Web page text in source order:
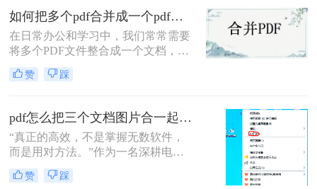
PDF文档，掌握高效、可靠的PDF合
并技能至关重要。市面上有许多工具
可以实现这一功能，但各有优劣。那
么两个pdf文件怎么合并到一起呢？本
文将为您详细介绍四种主流且有效的
方法，从在线工具的便捷到专业软件
求。
如何把多个pdf合并成一个pdf？来试试这两种高效方法！
在日常办公和学习中，我们常常需要
将多个PDF文件整合成一个文档，以
便更好地管理和分享信息。那么如何
把多个pdf合并成一个pdf呢？为了帮
介绍两种简单而实用的方法来合并多
个PDF文件。
赞 踩
pdf怎么把三个文档图片合一起？三招搞定，最后一招在线即用无门槛！
“真正的高效，不是掌握无数软件，
而是用对方法。”作为一名深耕电脑
办公软件测评多年的博主，小编经常
在后台收到类似的求助：“手头有三
赞 踩